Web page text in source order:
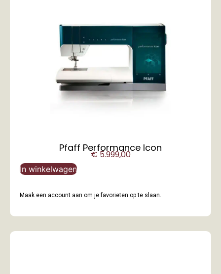
Pfaff Performance Icon
€5.999,00
In winkelwagen
Maak een account aan om je favorieten op te slaan.